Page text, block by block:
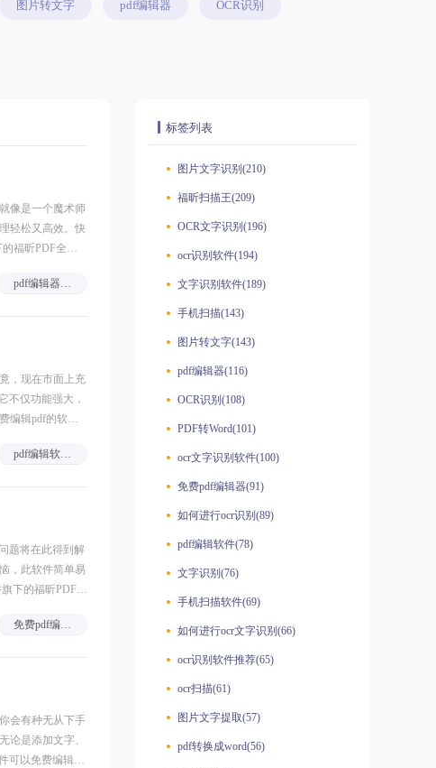
图片转文字 pdf编辑器 OCR识别
像是一个魔术师
轻松又高效。快
福昕PDF全能
，现在市面上充
不仅功能强大，
编辑pdf的软件
题将在此得到解
，此软件简单易
下的福昕PDF全
会有种无从下手
论是添加文字、
可以免费编辑
标签列表
图片文字识别(210)
福昕扫描王(209)
OCR文字识别(196)
ocr识别软件(194)
文字识别软件(189)
手机扫描(143)
图片转文字(143)
pdf编辑器(116)
OCR识别(108)
PDF转Word(101)
ocr文字识别软件(100)
免费pdf编辑器(91)
如何进行ocr识别(89)
pdf编辑软件(78)
文字识别(76)
手机扫描软件(69)
如何进行ocr文字识别(66)
ocr识别软件推荐(65)
ocr扫描(61)
图片文字提取(57)
pdf转换成word(56)